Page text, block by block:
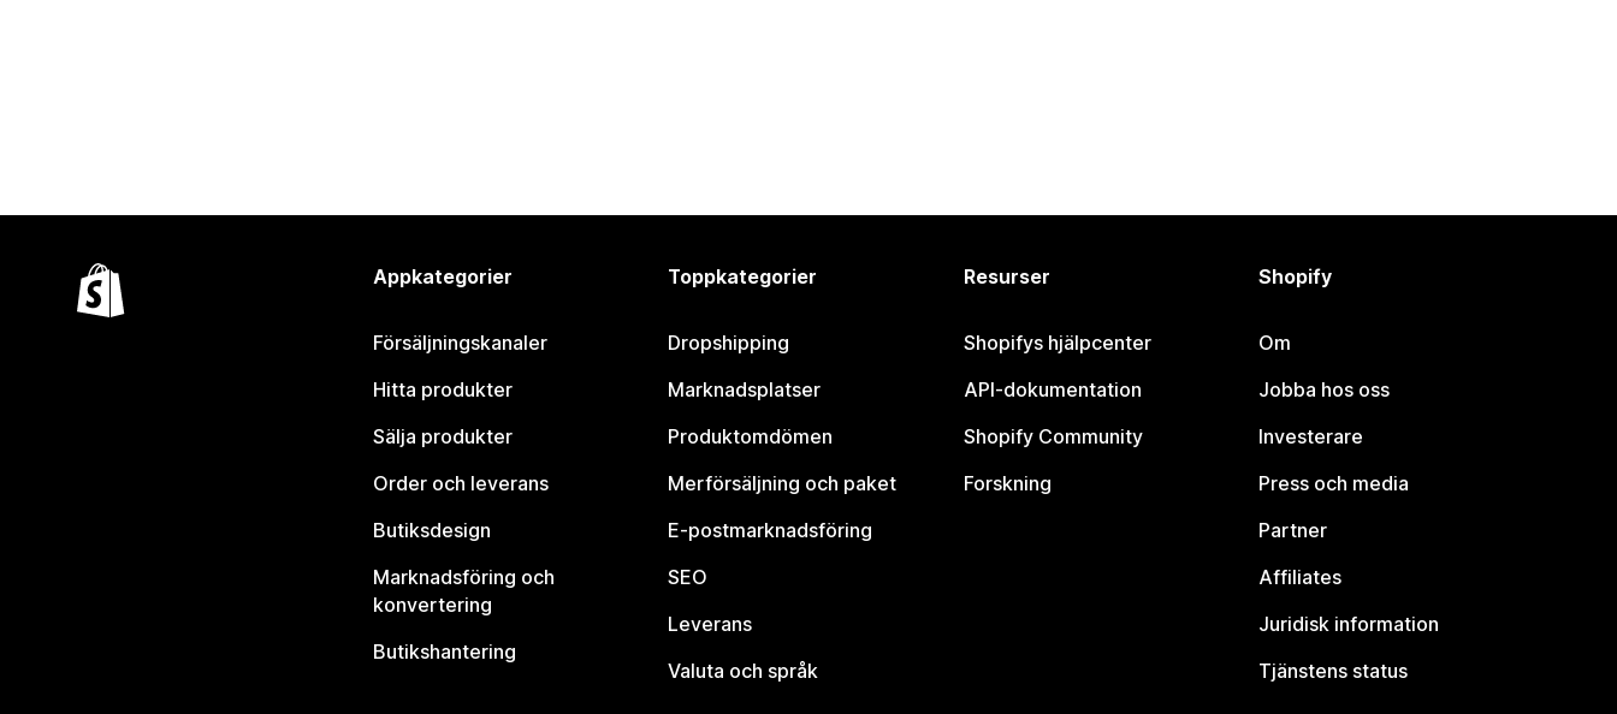
Appkategorier
Försäljningskanaler
Hitta produkter
Sälja produkter
Order och leverans
Butiksdesign
Marknadsföring och
konvertering
Butikshantering
Toppkategorier
Dropshipping
Marknadsplatser
Produktomdömen
Merförsäljning och paket
E-postmarknadsföring
SEO
Leverans
Valuta och språk
Resurser
Shopifys hjälpcenter
API-dokumentation
Shopify Community
Forskning
Shopify
Om
Jobba hos oss
Investerare
Press och media
Partner
Affiliates
Juridisk information
Tjänstens status